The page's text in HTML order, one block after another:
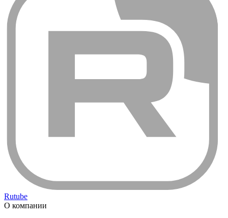
Rutube
О компании